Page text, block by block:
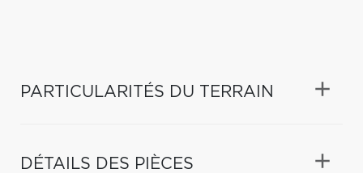
PARTICULARITÉS DU TERRAIN
DÉTAILS DES PIÈCES